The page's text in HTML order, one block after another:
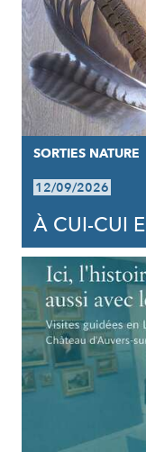
SORTIES NATURE
12/09/2026
À CUI-CUI